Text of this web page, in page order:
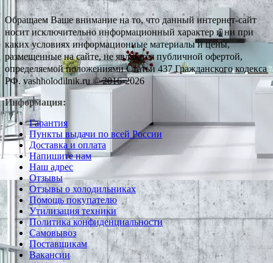
Обращаем Ваше внимание на то, что данный интернет-сайт
носит исключительно информационный характер и ни при
каких условиях информационные материалы и цены,
размещенные на сайте, не являются публичной офертой,
определяемой положениями Статьи 437 Гражданского кодекса
РФ. vashholodilnik.ru © 2016-2026
Информация:
Гарантия
Пункты выдачи по всей России
Доставка и оплата
Напишите нам
Наш адрес
Отзывы
Отзывы о холодильниках
Помощь покупателю
Утилизация техники
Политика конфиденциальности
Самовывоз
Поставщикам
Вакансии